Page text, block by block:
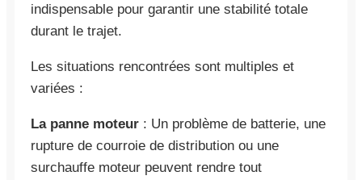
indispensable pour garantir une stabilité totale
durant le trajet.
Les situations rencontrées sont multiples et
variées :
La panne moteur : Un problème de batterie, une
rupture de courroie de distribution ou une
surchauffe moteur peuvent rendre tout